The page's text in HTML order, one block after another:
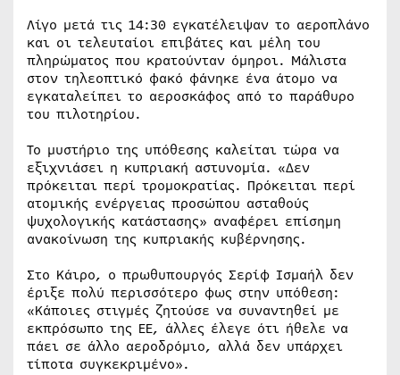
Λίγο μετά τις 14:30 εγκατέλειψαν το αεροπλάνο
και οι τελευταίοι επιβάτες και μέλη του
πληρώματος που κρατούνταν όμηροι. Μάλιστα
στον τηλεοπτικό φακό φάνηκε ένα άτομο να
εγκαταλείπει το αεροσκάφος από το παράθυρο
του πιλοτηρίου.
Το μυστήριο της υπόθεσης καλείται τώρα να
εξιχνιάσει η κυπριακή αστυνομία. «Δεν
πρόκειται περί τρομοκρατίας. Πρόκειται περί
ατομικής ενέργειας προσώπου ασταθούς
ψυχολογικής κατάστασης» αναφέρει επίσημη
ανακοίνωση της κυπριακής κυβέρνησης.
Στο Κάιρο, ο πρωθυπουργός Σερίφ Ισμαήλ δεν
έριξε πολύ περισσότερο φως στην υπόθεση:
«Κάποιες στιγμές ζητούσε να συναντηθεί με
εκπρόσωπο της ΕΕ, άλλες έλεγε ότι ήθελε να
πάει σε άλλο αεροδρόμιο, αλλά δεν υπάρχει
τίποτα συγκεκριμένο».